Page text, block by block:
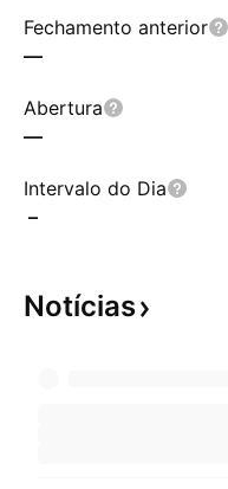
Fechamento anterior
—
Abertura
—
Intervalo do Dia
–
Notícias